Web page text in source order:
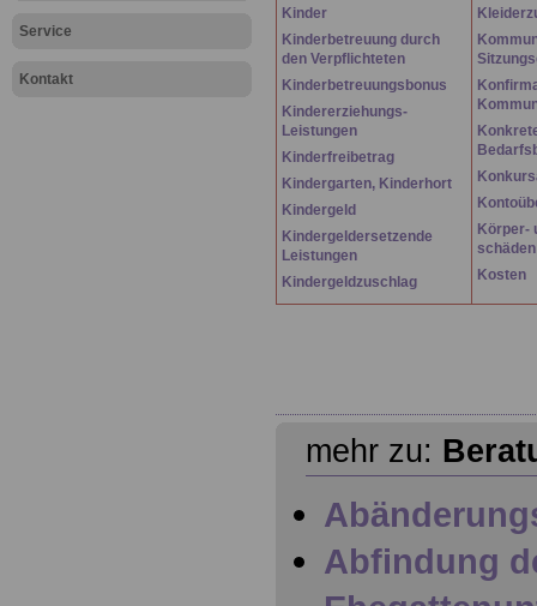
Service
Kontakt
Kinder
Kinderbetreuung durch
den Verpflichteten
Kinderbetreuungsbonus
Kindererziehungs-
Leistungen
Kinderfreibetrag
Kindergarten, Kinderhort
Kindergeld
Kindergeldersetzende
Leistungen
Kindergeldzuschlag
Körper-
schäden
Kosten
mehr zu:
Abfindung